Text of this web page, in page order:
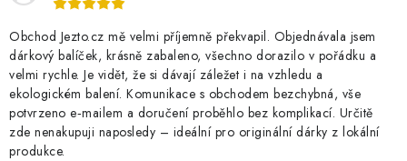
Obchod Jezto.cz mě velmi příjemně překvapil. Objednávala jsem
dárkový balíček, krásně zabaleno, všechno dorazilo v pořádku a
velmi rychle. Je vidět, že si dávají záležet i na vzhledu a
ekologickém balení. Komunikace s obchodem bezchybná, vše
potvrzeno e‑mailem a doručení proběhlo bez komplikací. Určitě
zde nenakupuji naposledy – ideální pro originální dárky z lokální
produkce.